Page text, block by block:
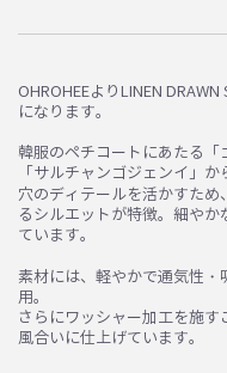
OHROHEEよりLINEN DRAWN
になります。
韓服のペチコートにあたる
「サルチャンゴジェンイ」
穴のディテールを活かすた
るシルエットが特徴。細や
ています。
素材には、軽やかで通気性
用。
さらにワッシャー加工を施
風合いに仕上げています。
お買い物を